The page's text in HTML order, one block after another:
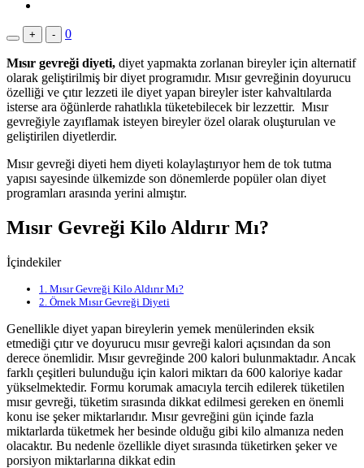
+ - 0
Mısır gevreği diyeti, diyet yapmakta zorlanan bireyler için alternatif
olarak geliştirilmiş bir diyet programıdır. Mısır gevreğinin doyurucu
özelliği ve çıtır lezzeti ile diyet yapan bireyler ister kahvaltılarda
isterse ara öğünlerde rahatlıkla tüketebilecek bir lezzettir. Mısır
gevreğiyle zayıflamak isteyen bireyler özel olarak oluşturulan ve
geliştirilen diyetlerdir.
Mısır gevreği diyeti hem diyeti kolaylaştırıyor hem de tok tutma
yapısı sayesinde ülkemizde son dönemlerde popüler olan diyet
programları arasında yerini almıştır.
Mısır Gevreği Kilo Aldırır Mı?
İçindekiler
1. Mısır Gevreği Kilo Aldırır Mı?
2. Örnek Mısır Gevreği Diyeti
Genellikle diyet yapan bireylerin yemek menülerinden eksik
etmediği çıtır ve doyurucu mısır gevreği kalori açısından da son
derece önemlidir. Mısır gevreğinde 200 kalori bulunmaktadır. Ancak
farklı çeşitleri bulunduğu için kalori miktarı da 600 kaloriye kadar
yükselmektedir. Formu korumak amacıyla tercih edilerek tüketilen
mısır gevreği, tüketim sırasında dikkat edilmesi gereken en önemli
konu ise şeker miktarlarıdır. Mısır gevreğini gün içinde fazla
miktarlarda tüketmek her besinde olduğu gibi kilo almanıza neden
olacaktır. Bu nedenle özellikle diyet sırasında tüketirken şeker ve
porsiyon miktarlarına dikkat edin